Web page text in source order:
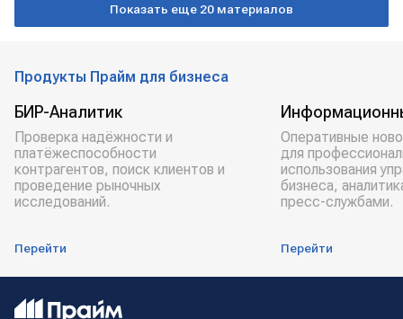
Сбербанк ВТБ
Показать еще 20 материалов
Продукты Прайм для бизнеса
БИР-Аналитик
Проверка надёжности и
платёжеспособности
контрагентов, поиск клиентов и
проведение рыночных
исследований.
Перейти
Оперативные
для
использования
бизнеса,
пресс-службами.
Перейти